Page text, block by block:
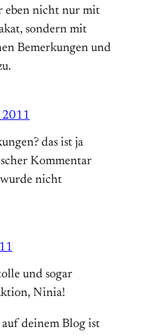
eben nicht nur mit
sondern mit
Bemerkungen und
2011
das ist ja
Kommentar
nicht
und sogar
Ninia!
deinem Blog ist